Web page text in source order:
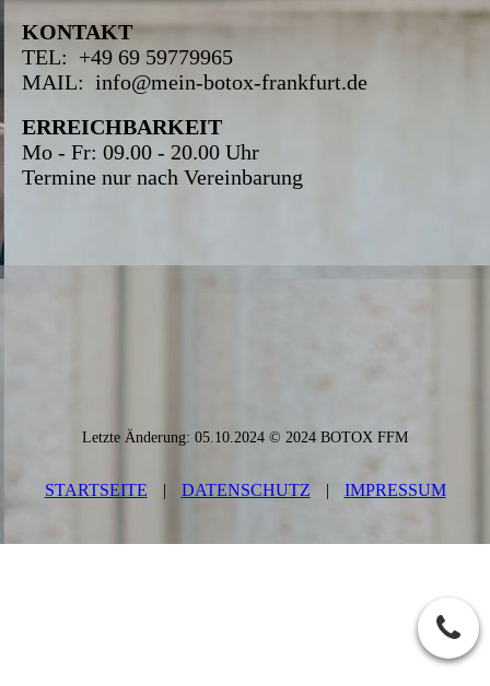
KONTAKT
TEL: +49 69 59779965
MAIL: info@mein-botox-frankfurt.de
ERREICHBARKEIT
Mo - Fr: 09.00 - 20.00 Uhr
Termine nur nach Vereinbarung
Letzte Änderung: 05.10.2024 © 2024 BOTOX FFM
STARTSEITE | DATEN­SCHUTZ | IMPRESSUM